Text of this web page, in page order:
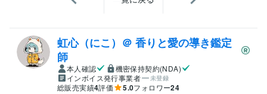
虹心（にこ）＠ 香りと愛の導き鑑定
師
本人確認
機密保持契約(NDA)
インボイス発行事業者
未登録
総販売実績4評価 5.0フォロワー24